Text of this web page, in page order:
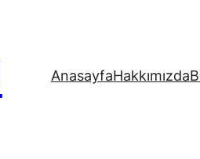
AnasayfaHakkımızda